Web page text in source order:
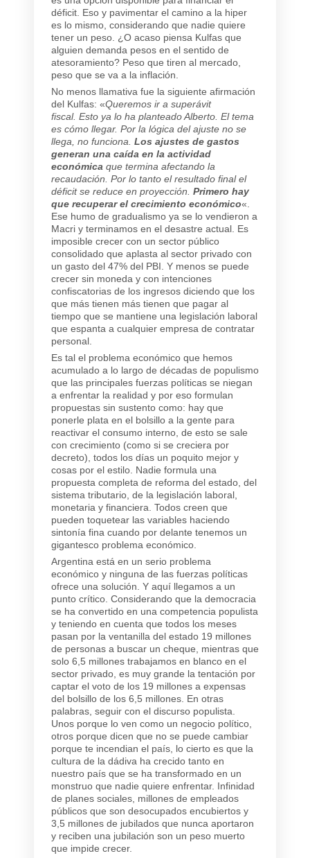
déficit. Eso y pavimentar el camino a la hiper
es lo mismo, considerando que nadie quiere
tener un peso. ¿O acaso piensa Kulfas que
alguien demanda pesos en el sentido de
atesoramiento? Peso que tiren al mercado,
peso que se va a la inflación.
No menos llamativa fue la siguiente afirmación
del Kulfas: «Queremos ir a superávit
fiscal. Esto ya lo ha planteado Alberto. El tema
es cómo llegar. Por la lógica del ajuste no se
llega, no funciona. Los ajustes de gastos
generan una caída en la actividad
económica que termina afectando la
recaudación. Por lo tanto el resultado final el
déficit se reduce en proyección. Primero hay
que recuperar el crecimiento económico«.
Ese humo de gradualismo ya se lo vendieron a
Macri y terminamos en el desastre actual. Es
imposible crecer con un sector público
consolidado que aplasta al sector privado con
un gasto del 47% del PBI. Y menos se puede
crecer sin moneda y con intenciones
confiscatorias de los ingresos diciendo que los
que más tienen más tienen que pagar al
tiempo que se mantiene una legislación laboral
que espanta a cualquier empresa de contratar
personal.
Es tal el problema económico que hemos
acumulado a lo largo de décadas de populismo
que las principales fuerzas políticas se niegan
a enfrentar la realidad y por eso formulan
propuestas sin sustento como: hay que
ponerle plata en el bolsillo a la gente para
reactivar el consumo interno, de esto se sale
con crecimiento (como si se creciera por
decreto), todos los días un poquito mejor y
cosas por el estilo. Nadie formula una
propuesta completa de reforma del estado, del
sistema tributario, de la legislación laboral,
monetaria y financiera. Todos creen que
pueden toquetear las variables haciendo
sintonía fina cuando por delante tenemos un
gigantesco problema económico.
Argentina está en un serio problema
económico y ninguna de las fuerzas políticas
ofrece una solución. Y aquí llegamos a un
punto crítico. Considerando que la democracia
se ha convertido en una competencia populista
y teniendo en cuenta que todos los meses
pasan por la ventanilla del estado 19 millones
de personas a buscar un cheque, mientras que
solo 6,5 millones trabajamos en blanco en el
sector privado, es muy grande la tentación por
captar el voto de los 19 millones a expensas
del bolsillo de los 6,5 millones. En otras
palabras, seguir con el discurso populista.
Unos porque lo ven como un negocio político,
otros porque dicen que no se puede cambiar
porque te incendian el país, lo cierto es que la
cultura de la dádiva ha crecido tanto en
nuestro país que se ha transformado en un
monstruo que nadie quiere enfrentar. Infinidad
de planes sociales, millones de empleados
públicos que son desocupados encubiertos y
3,5 millones de jubilados que nunca aportaron
y reciben una jubilación son un peso muerto
que impide crecer.